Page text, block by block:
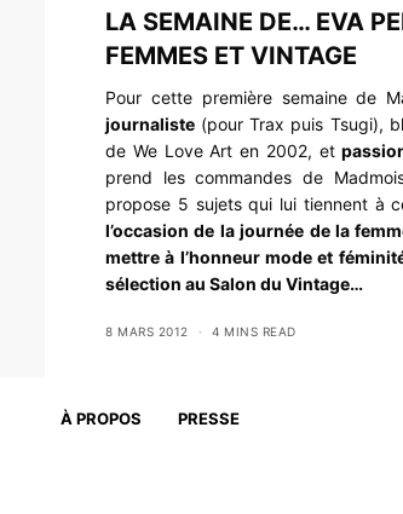
LA SEMAINE DE… EVA
FEMMES ET VINTAGE
Pour cette première semaine de
journaliste (pour Trax puis Tsugi),
de We Love Art en 2002, et
prend les commandes de
propose 5 sujets qui lui tiennent à
l’occasion de la journée de la
mettre à l’honneur mode et
sélection au Salon du Vintage…
8 MARS 2012 4 MINS READ
À PROPOS PRESSE